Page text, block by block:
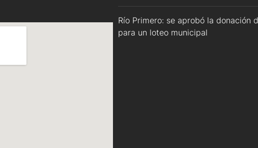
Río Primero: se aprobó la donación
para un loteo municipal